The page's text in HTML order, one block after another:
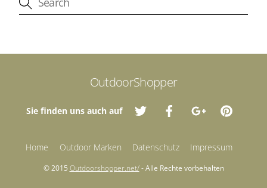
OutdoorShopper
Sie finden uns auch auf
Home Outdoor Marken Datenschutz Impressum
© 2015 Outdoorshopper.net/- Alle Rechte vorbehalten